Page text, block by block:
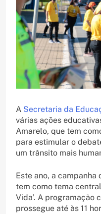
A Secretaria da
várias ações
Amarelo, que tem
para estimular o
um trânsito mais
Este ano, a campanha
tem como tema
Vida’. A programação
prossegue até às 11